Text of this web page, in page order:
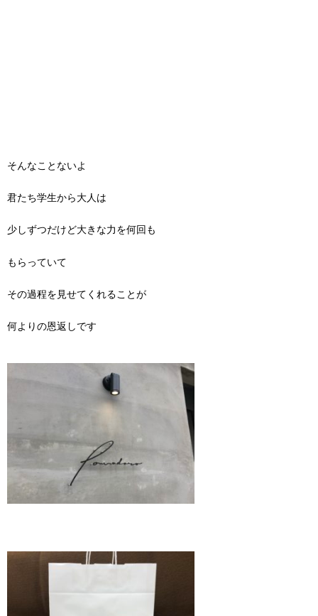
そんなことないよ
君たち学生から大人は
少しずつだけど大きな力を何回も
もらっていて
その過程を見せてくれることが
何よりの恩返しです